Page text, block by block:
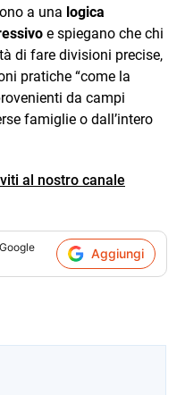
a una logica
e spiegano che chi
di fare divisioni precise,
pratiche “come la
da campi
famiglie o dall’intero
al nostro canale
Aggiungi